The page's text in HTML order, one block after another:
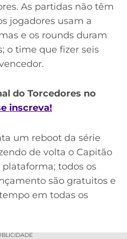
As partidas não têm
jogadores usam a
e os rounds duram
o time que fizer seis
do Torcedores no
inscreva!
um reboot da série
de volta o Capitão
todos os
são gratuitos e
em todas os